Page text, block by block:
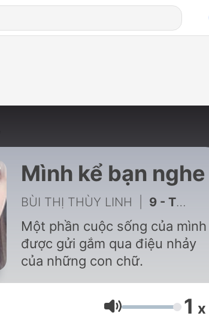
Mình kể bạn nghe
BÙI THỊ THÙY LINH 9 - Thiền Cho Người Năng Động | Chương 1 - Câu chuyện có thật
Một phần cuộc sống của mình
được gửi gắm qua điệu nhảy
của những con chữ.
Volumen 1 x